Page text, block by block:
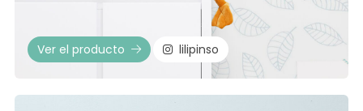
Ver el producto lilipinso